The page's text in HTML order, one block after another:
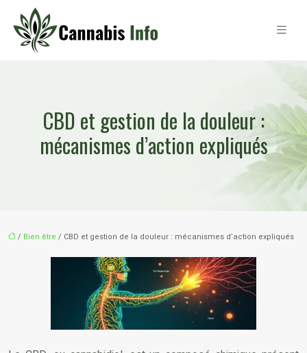
CBD et gestion de la douleur :
mécanismes d’action expliqués
/ Bien être / CBD et gestion de la douleur : mécanismes d’action expliqués